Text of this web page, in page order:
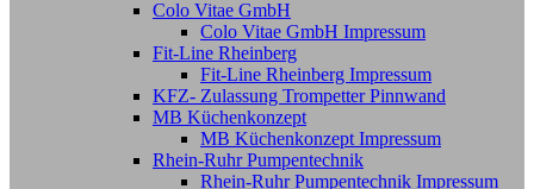
Colo Vitae GmbH
Colo Vitae GmbH Impressum
Fit-Line Rheinberg
Fit-Line Rheinberg Impressum
KFZ- Zulassung Trompetter Pinnwand
MB Küchenkonzept
MB Küchenkonzept Impressum
Rhein-Ruhr Pumpentechnik
Rhein-Ruhr Pumpentechnik Impressum